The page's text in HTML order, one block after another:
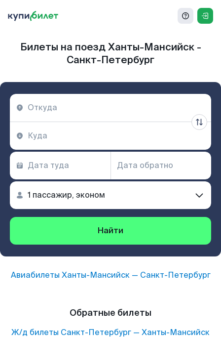
Билеты на поезд Ханты-Мансийск -
Санкт-Петербург
Найти
Авиабилеты Ханты-Мансийск— Санкт-Петербург
Обратные билеты
Ж/д билеты Санкт-Петербург — Ханты-Мансийск